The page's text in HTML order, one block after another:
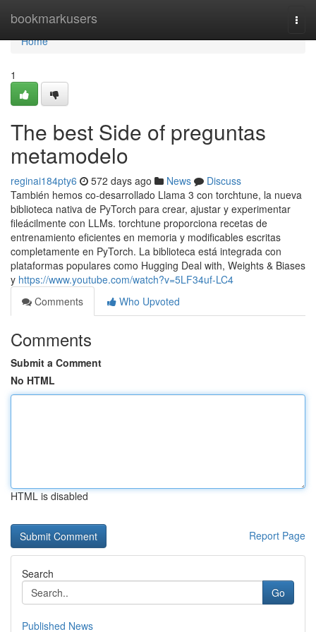
bookmarkusers
Home
Home
1
The best Side of preguntas
metamodelo
reginai184pty6 572 days ago News
Discuss
También hemos co-desarrollado Llama 3 con torchtune, la nueva
biblioteca nativa de PyTorch para crear, ajustar y experimentar
fileácilmente con LLMs. torchtune proporciona recetas de
entrenamiento eficientes en memoria y modificables escritas
completamente en PyTorch. La biblioteca está integrada con
plataformas populares como Hugging Deal with, Weights & Biases
y https://www.youtube.com/watch?v=5LF34uf-LC4
Comments
Who Upvoted
Comments
Submit a Comment
No HTML
HTML is disabled
Report Page
Search
Go
Published News